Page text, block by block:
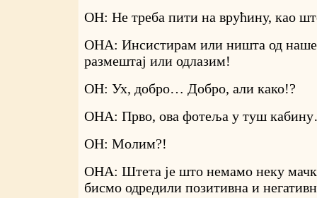
ОН: Не треба пити на врућину, као
ОНА: Инсистирам или ништа од
размештај или одлазим!
ОН: Ух, добро… Добро, али како!?
ОНА: Прво, ова фотеља у туш
ОН: Молим?!
ОНА: Штета је што немамо неку
бисмо одредили позитивна и